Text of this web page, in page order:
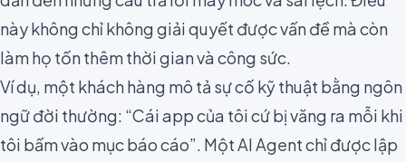
này không chỉ không giải quyết được vấn đề mà còn
làm họ tốn thêm thời gian và công sức.
Ví dụ, một khách hàng mô tả sự cố kỹ thuật bằng ngôn
ngữ đời thường: “Cái app của tôi cứ bị văng ra mỗi khi
tôi bấm vào mục báo cáo”. Một AI Agent chỉ được lập